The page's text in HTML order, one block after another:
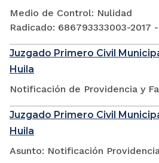
Medio de Control: Nulidad
Radicado: 686793333003-2017
Juzgado Primero Civil
Huila
Notificación de Providencia y
Juzgado Primero Civil
Huila
Asunto: Notificación